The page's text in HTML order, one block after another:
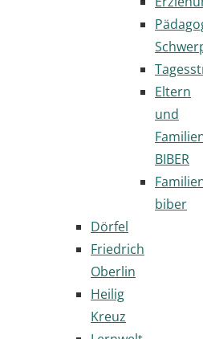
Eltern
und
BIBER
biber
Dörfel
Friedrich
Oberlin
Heilig
Kreuz